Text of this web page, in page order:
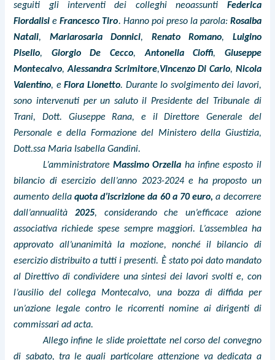
seguiti gli interventi dei colleghi neoassunti Federica
Fiordalisi eFrancesco Tiro. Hanno poi preso la parola: Rosalba
Natali, Mariarosaria Donnici, Renato Romano, Luigino
Pisello, Giorgio De Cecco, Antonella Cioffi, Giuseppe
Montecalvo, Alessandra Scrimitore,Vincenzo Di Carlo, Nicola
Valentino, eFlora Lionetto. Durante lo svolgimento dei lavori,
sono intervenuti per un saluto il Presidente del Tribunale di
Trani, Dott. Giuseppe Rana, e il Direttore Generale del
Personale e della Formazione del Ministero della Giustizia,
Dott.ssa Maria Isabella Gandini.
L’amministratoreMassimo Orzella ha infine esposto il
bilancio di esercizio dell’anno 2023-2024 e ha proposto un
aumento della quota d’iscrizione da 60 a 70 euro, a decorrere
dall’annualità2025, considerando che un’efficace azione
associativa richiede spese sempre maggiori. L’assemblea ha
approvato all’unanimità la mozione, nonché il bilancio di
esercizio distribuito a tutti i presenti. È stato poi dato mandato
al Direttivo di condividere una sintesi dei lavori svolti e, con
l’ausilio del collega Montecalvo, una bozza di diffida per
un’azione legale contro le ricorrenti nomine ai dirigenti di
commissari ad acta.
Allego infine le slide proiettate nel corso del convegno
di sabato, tra le quali particolare attenzione va dedicata a